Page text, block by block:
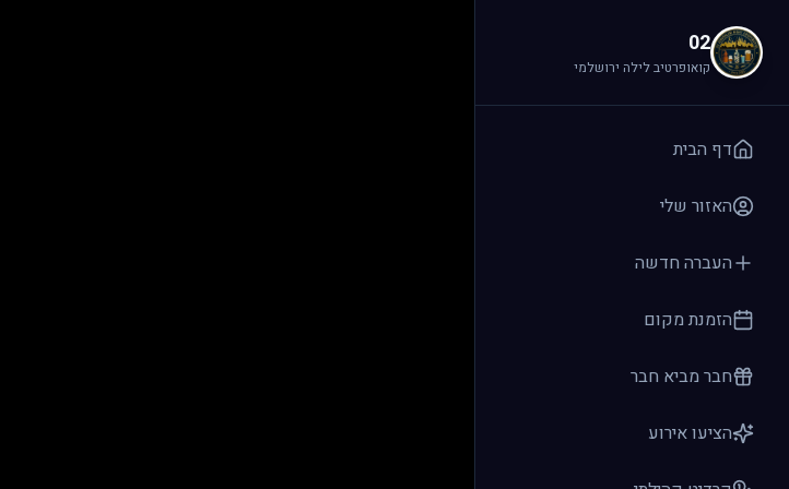
02
קואופרטיב לילה ירושלמי
דף הבית
האזור שלי
העברה חדשה
הזמנת מקום
חבר מביא חבר
הציעו אירוע